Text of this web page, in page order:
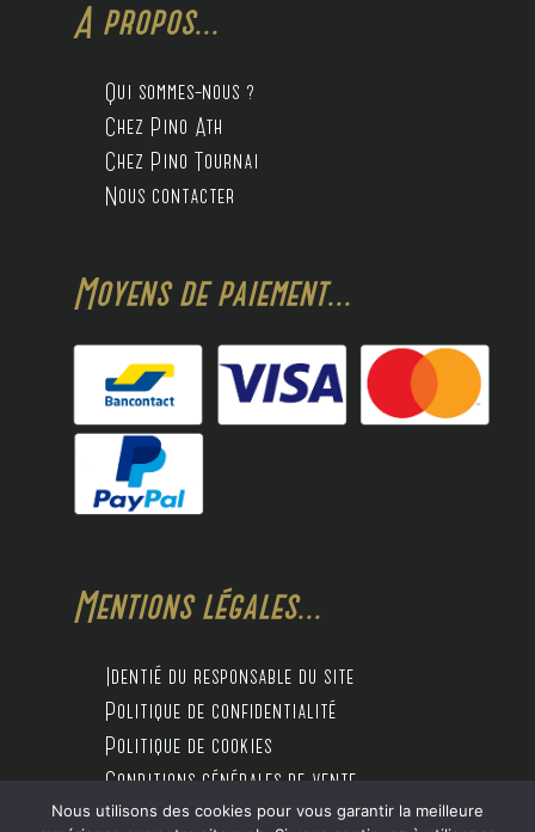
A propos...
Qui sommes-nous ?
Chez Pino Ath
Chez Pino Tournai
Nous contacter
Moyens de paiement...
Mentions légales...
Identié du responsable du site
Politique de confidentialité
Politique de cookies
Conditions générales de vente
Nous utilisons des cookies pour vous garantir la meilleure